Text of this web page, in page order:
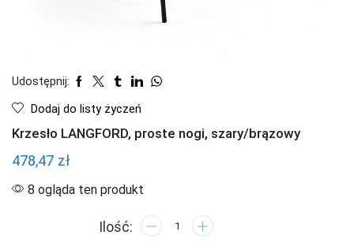
Udostępnij:
Dodaj do listy życzeń
Krzesło LANGFORD, proste nogi, szary/brązowy
478,47 zł
8 ogląda ten produkt
ilość